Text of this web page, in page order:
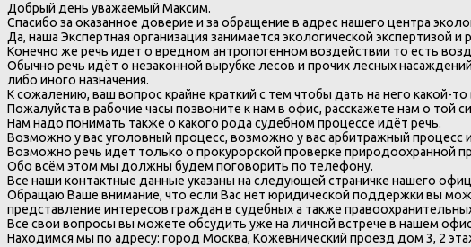
Добрый день уважаемый Максим.
Спасибо за оказанное доверие и за обращение в адрес нашего центра
Да, наша Экспертная организация занимается экологической
Конечно же речь идет о вредном антропогенном воздействии то есть
Обычно речь идёт о незаконной вырубке лесов и прочих лесных
либо иного назначения.
К сожалению, ваш вопрос крайне краткий с тем чтобы дать на него какой-
Пожалуйста в рабочие часы позвоните к нам в офис, расскажете нам о той
Нам надо понимать также о какого рода судебном процессе идёт речь.
Возможно у вас уголовный процесс, возможно у вас арбитражный процесс
Возможно речь идет только о прокурорской проверке природоохранной
Обо всём этом мы должны будем поговорить по телефону.
Все наши контактные данные указаны на следующей страничке нашего
Обращаю Ваше внимание, что если Вас нет юридической поддержки вы
представление интересов граждан в судебных а также
Все свои вопросы вы можете обсудить уже на личной встрече в нашем
Находимся мы по адресу: город Москва, Кожевнический проезд дом 3, 2